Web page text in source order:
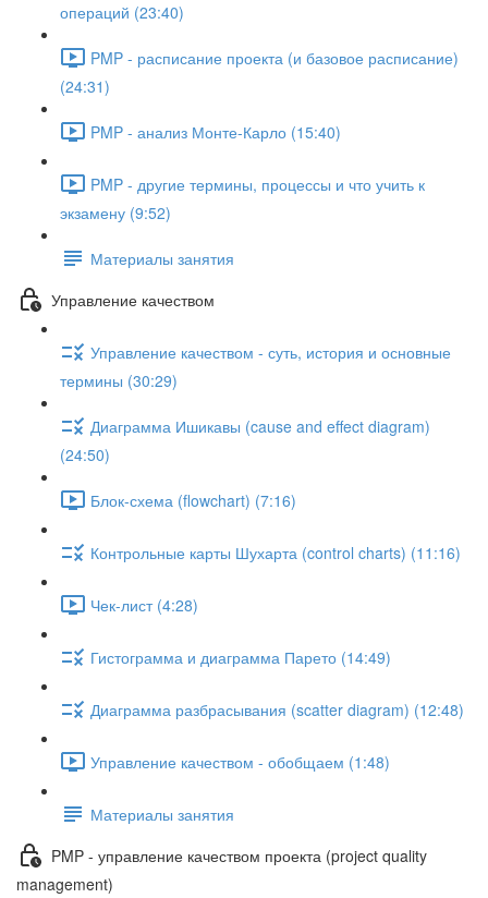
операций (23:40)
PMP - расписание проекта (и базовое расписание)
(24:31)
PMP - анализ Монте-Карло (15:40)
PMP - другие термины, процессы и что учить к
экзамену (9:52)
Материалы занятия
Управление качеством
Управление качеством - суть, история и основные
термины (30:29)
Диаграмма Ишикавы (cause and effect diagram)
(24:50)
Блок-схема (flowchart) (7:16)
Контрольные карты Шухарта (control charts) (11:16)
Чек-лист (4:28)
Гистограмма и диаграмма Парето (14:49)
Диаграмма разбрасывания (scatter diagram) (12:48)
Управление качеством - обобщаем (1:48)
Материалы занятия
PMP - управление качеством проекта (project quality
management)